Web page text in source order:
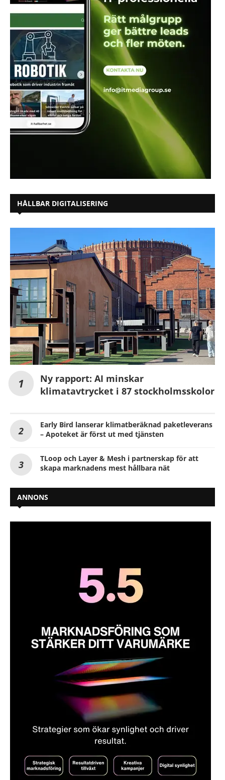
HÅLLBAR DIGITALISERING
Ny rapport: AI minskar
klimatavtrycket i 87 stockholmsskolor
Early Bird lanserar klimatberäknad paketleverans
– Apoteket är först ut med tjänsten
TLoop och Layer & Mesh i partnerskap för att
skapa marknadens mest hållbara nät
ANNONS